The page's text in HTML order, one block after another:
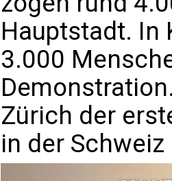
Hauptstadt. In
3.000
Zürich der
in der